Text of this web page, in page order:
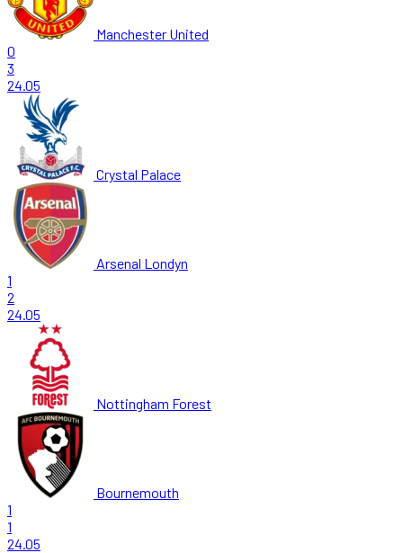
Manchester United
0
3
24.05
Crystal Palace
Arsenal Londyn
1
2
24.05
Nottingham Forest
Bournemouth
1
1
24.05